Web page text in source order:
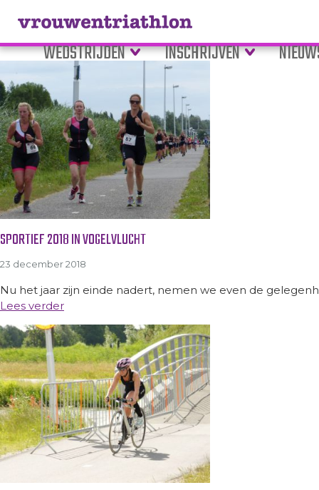
WEDSTRIJDEN INSCHRIJVEN
Tag Archive: jubileum
SPORTIEF 2018 IN VOGELVLUCHT
23 december 2018
Nu het jaar zijn einde nadert, nemen we even de
Lees verder